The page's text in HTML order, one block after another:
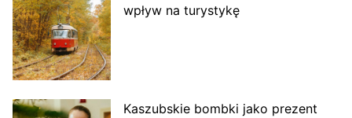
wpływ na turystykę
Kaszubskie bombki jako prezent